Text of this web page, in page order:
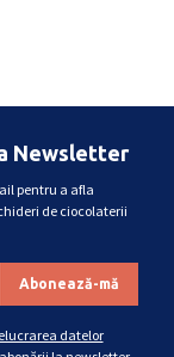
Newsletter
pentru a afla
de ciocolaterii
datelor